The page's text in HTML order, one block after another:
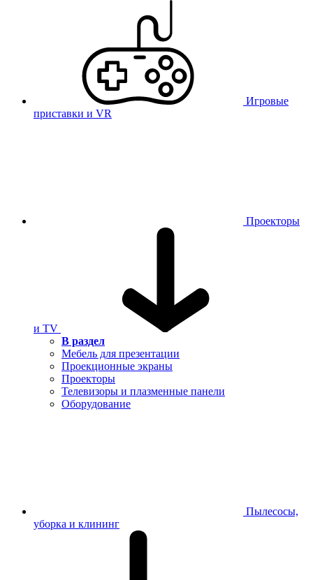
Игровые
приставки и VR
Проекторы
и TV
В раздел
Мебель для презентации
Проекционные экраны
Проекторы
Телевизоры и плазменные панели
Оборудование
Пылесосы,
уборка и клининг